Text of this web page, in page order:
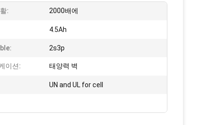
: 2000배에
4.5Ah
2s3p
이션: 태양력 벽
UN and UL for cell